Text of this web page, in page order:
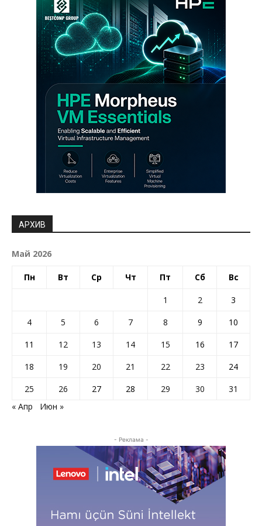
АРХИВ
Май 2026
Пн Вт Ср Чт Пт Сб Вс
1 2
3
4
5 6 7 8 9
10
11
12 13 14 15 16
17
18
19 20 21 22 23
24
25
26 27 28 29 30
31
« Апр
Июн »
- Реклама -